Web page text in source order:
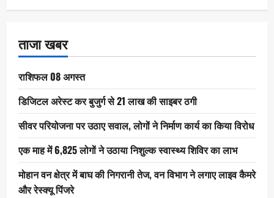
ताजा खबर
राशिफल 08 अगस्त
डिजिटल अरेस्ट कर बुजुर्ग से 21 लाख की साइबर ठगी
सीवर परियोजना पर उठाए सवाल, लोगों ने निर्माण कार्य का किया विरोध
एक माह में 6,825 लोगों ने उठाया निशुल्क स्वास्थ्य शिविर का लाभ
मोहान वन क्षेत्र में बाघ की निगरानी तेज, वन विभाग ने लगाए लाइव कैमरे
और रेस्क्यू पिंजरे